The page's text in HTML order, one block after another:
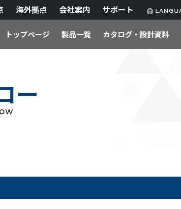
海外拠点 会社案内 サポート
トップページ 製品一覧 カタログ・設計資料
ー